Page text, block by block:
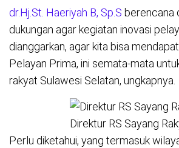
dr.Hj.St. Haeriyah B, Sp.S berencana
dukungan agar kegiatan inovasi
dianggarkan, agar kita bisa
Pelayan Prima, ini semata-mata
rakyat Sulawesi Selatan, ungkapnya.
Direktur RS Sayang
Perlu diketahui, yang termasuk